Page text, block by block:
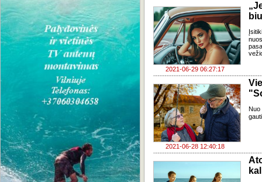
2021-06-29 06:27:17
2021-06-28 12:40:18
Nuo